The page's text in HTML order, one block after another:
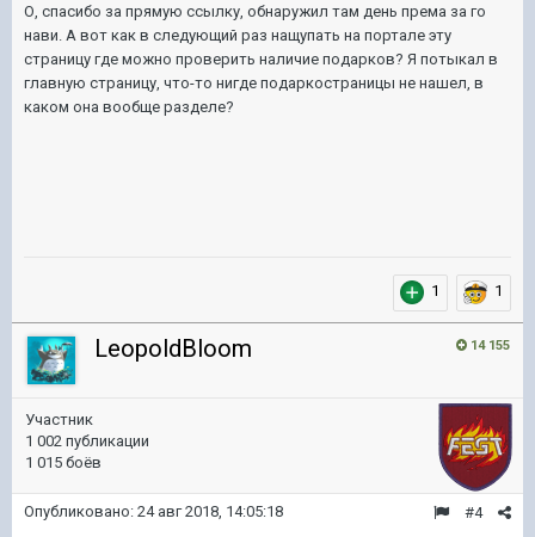
О, спасибо за прямую ссылку, обнаружил там день према за го
нави. А вот как в следующий раз нащупать на портале эту
страницу где можно проверить наличие подарков? Я потыкал в
главную страницу, что-то нигде подаркостраницы не нашел, в
каком она вообще разделе?
1 1
14 155
LeopoldBloom
Участник
1 002 публикации
1 015 боёв
#4
Опубликовано: 24 авг 2018, 14:05:18